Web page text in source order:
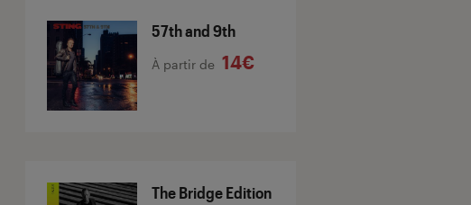
57th and 9th
À partir de 14€
The Bridge Edition